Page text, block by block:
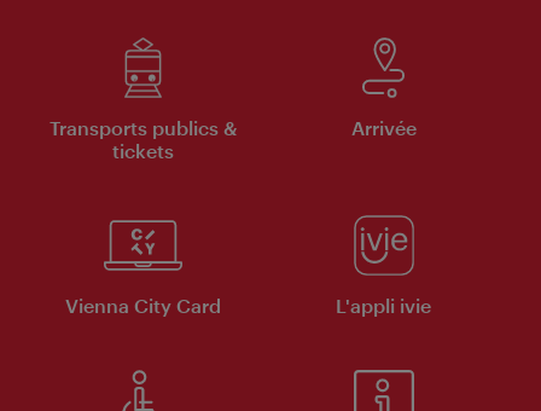
Transports publics &
tickets
Arrivée
Vienna City Card L'appli ivie